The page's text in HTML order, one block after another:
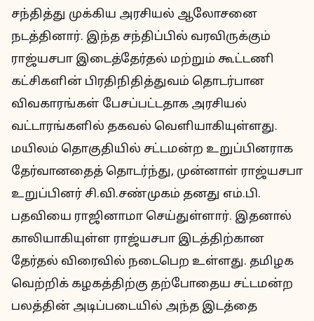
சந்தித்து முக்கிய அரசியல் ஆலோசனை
நடத்தினார். இந்த சந்திப்பில் வரவிருக்கும்
ராஜ்யசபா இடைத்தேர்தல் மற்றும் கூட்டணி
கட்சிகளின் பிரதிநிதித்துவம் தொடர்பான
விவகாரங்கள் பேசப்பட்டதாக அரசியல்
வட்டாரங்களில் தகவல் வெளியாகியுள்ளது.
மயிலம் தொகுதியில் சட்டமன்ற உறுப்பினராக
தேர்வானதைத் தொடர்ந்து, முன்னாள் ராஜ்யசபா
உறுப்பினர் சி.வி.சண்முகம் தனது எம்.பி.
பதவியை ராஜினாமா செய்துள்ளார். இதனால்
காலியாகியுள்ள ராஜ்யசபா இடத்திற்கான
தேர்தல் விரைவில் நடைபெற உள்ளது. தமிழக
வெற்றிக் கழகத்திற்கு தற்போதைய சட்டமன்ற
பலத்தின் அடிப்படையில் அந்த இடத்தை